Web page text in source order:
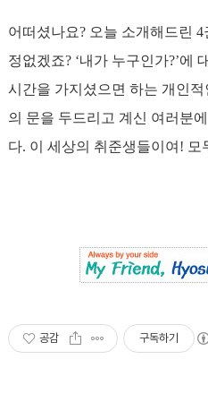
어떠셨나요? 오늘 소개해드린
정없겠죠? ‘내가 누구인가?’에
시간을 가지셨으면 하는 개인
의 문을 두드리고 계신 여러분
다. 이 세상의 취준생들이여! 모
공감 구독하기